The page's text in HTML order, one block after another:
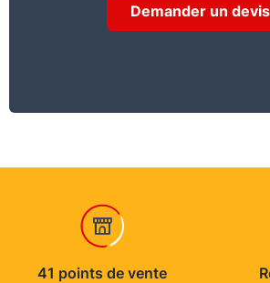
Demander un
41 points de vente